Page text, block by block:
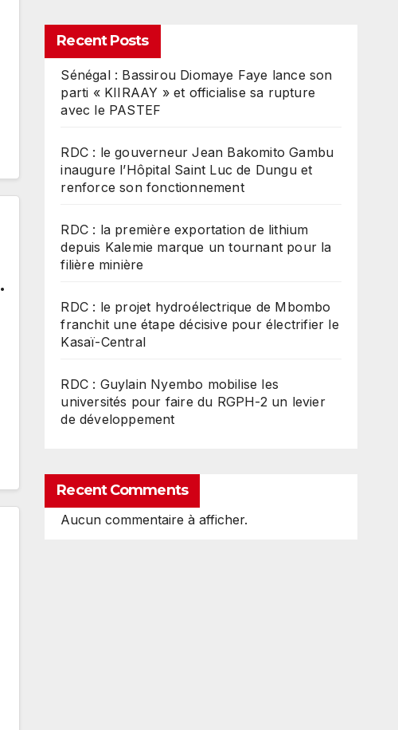
Recent Posts
Sénégal : Bassirou Diomaye Faye lance son
parti « KIIRAAY » et officialise sa rupture
avec le PASTEF
RDC : le gouverneur Jean Bakomito Gambu
inaugure l’Hôpital Saint Luc de Dungu et
renforce son fonctionnement
RDC : la première exportation de lithium
depuis Kalemie marque un tournant pour la
filière minière
RDC : le projet hydroélectrique de Mbombo
franchit une étape décisive pour électrifier le
Kasaï-Central
RDC : Guylain Nyembo mobilise les
universités pour faire du RGPH-2 un levier
de développement
Recent Comments
Aucun commentaire à afficher.